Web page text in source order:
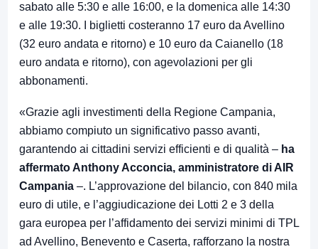
sabato alle 5:30 e alle 16:00, e la domenica alle 14:30
e alle 19:30. I biglietti costeranno 17 euro da Avellino
(32 euro andata e ritorno) e 10 euro da Caianello (18
euro andata e ritorno), con agevolazioni per gli
abbonamenti.
«Grazie agli investimenti della Regione Campania,
abbiamo compiuto un significativo passo avanti,
garantendo ai cittadini servizi efficienti e di qualità – ha
affermato Anthony Acconcia, amministratore di AIR
Campania –. L’approvazione del bilancio, con 840 mila
euro di utile, e l’aggiudicazione dei Lotti 2 e 3 della
gara europea per l’affidamento dei servizi minimi di TPL
ad Avellino, Benevento e Caserta, rafforzano la nostra